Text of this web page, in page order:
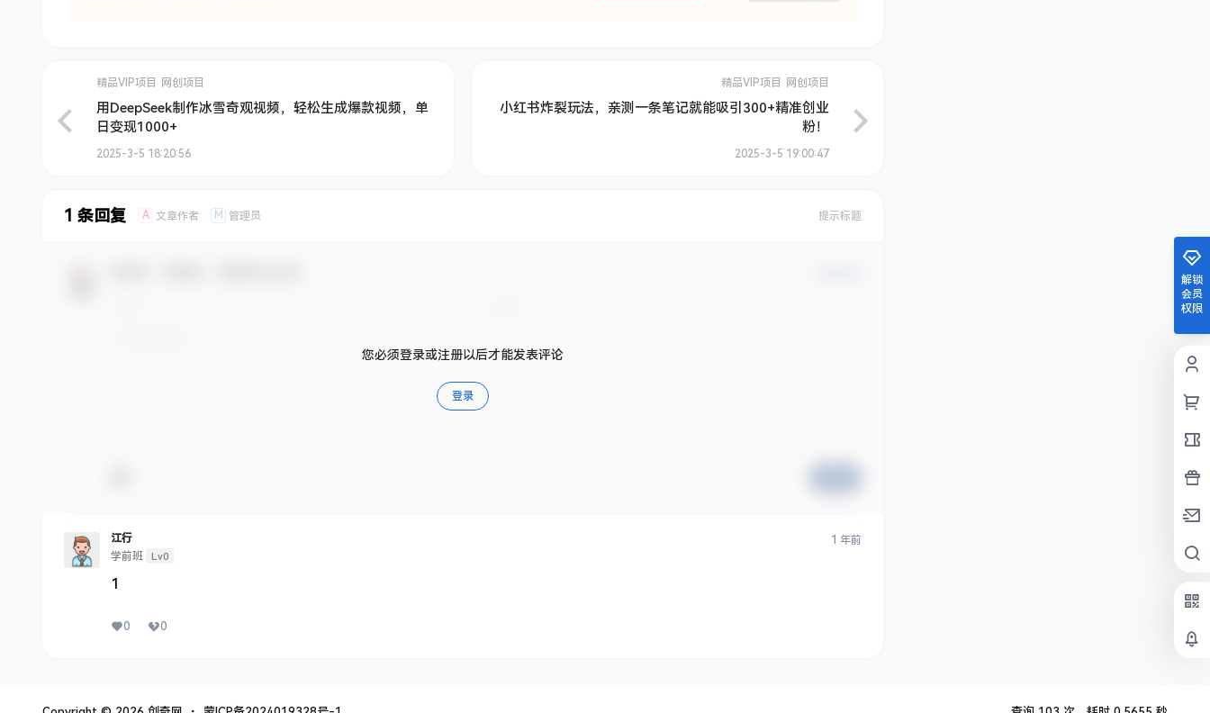
精品VIP项目 网创项目
用DeepSeek制作冰雪奇观视频，轻松生成爆款视频，单
日变现1000+
2025-3-5 18:20:56
精品VIP项目 网创项目
小红书炸裂玩法，亲测一条笔记就能吸引300+精准创业
粉！
2025-3-5 19:00:47
1 条回复 A 文章作者 M 管理员 提示标题
您必须登录或注册以后才能发表评论
登录
江行
学前班
Lv0
1 年前
1
0 0
解锁
会员
权限